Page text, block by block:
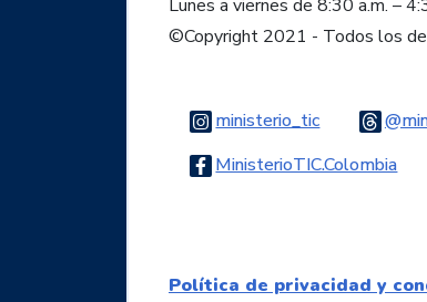
Lunes a viernes de 8:30 a.m. –
©Copyright 2021 - Todos los
ministerio_ticLogo
MinisterioTIC.Colombia
Política de privacidad y